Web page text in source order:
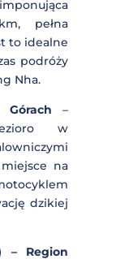
na
wielu
Cave i
raj dla
bujnych
w
pełna
Jest to